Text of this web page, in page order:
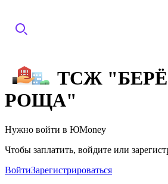
ТСЖ
РОЩА"
Нужно войти в ЮMoney
Чтобы заплатить, войдите или
ВойтиЗарегистрироваться